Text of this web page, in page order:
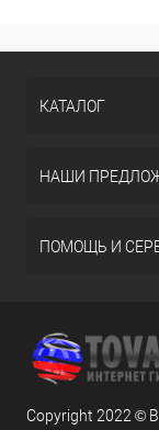
КАТАЛОГ
НАШИ
ПОМОЩЬ И
Copyright 2022 ©